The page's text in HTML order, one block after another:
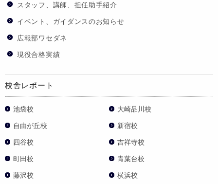
スタッフ、講師、担任助手紹介
イベント、ガイダンスのお知らせ
広報部ワセダネ
現役合格実績
校舎レポート
池袋校 大崎品川校
自由が丘校 新宿校
四谷校 吉祥寺校
町田校 青葉台校
藤沢校 横浜校